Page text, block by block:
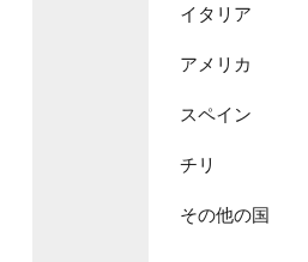
イタリア
アメリカ
スペイン
チリ
その他の国